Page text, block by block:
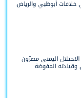
أبوظبي والرياض
اليمني مصرّون
المفوضة